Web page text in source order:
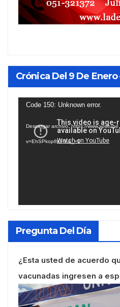
Crónica Del 9 De Enero
Reproductor
vídeo
Code 150: Unknown error.
Descargar archivo: https://
v=EhSPkop8KPY&_=1
Pregunta Del Día
¿Esta usted de acuerdo
vacunadas ingresen a